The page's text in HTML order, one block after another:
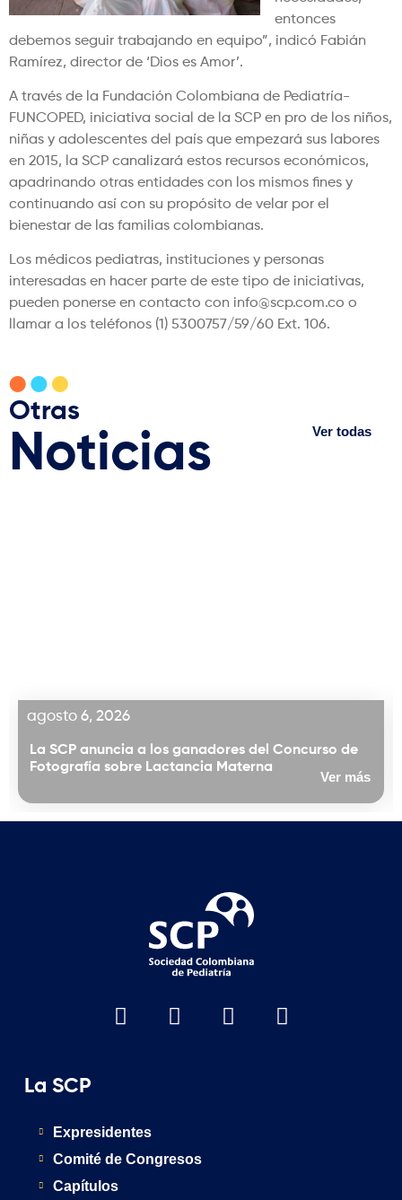
entonces
debemos seguir trabajando en equipo”, indicó Fabián
Ramírez, director de ‘Dios es Amor’.
A través de la Fundación Colombiana de Pediatría-
FUNCOPED, iniciativa social de la SCP en pro de los niños,
niñas y adolescentes del país que empezará sus labores
en 2015, la SCP canalizará estos recursos económicos,
apadrinando otras entidades con los mismos fines y
continuando así con su propósito de velar por el
bienestar de las familias colombianas.
Los médicos pediatras, instituciones y personas
interesadas en hacer parte de este tipo de iniciativas,
pueden ponerse en contacto con info@scp.com.co o
llamar a los teléfonos (1) 5300757/59/60 Ext. 106.
Otras
Noticias Ver todas
agosto 6, 2026
La SCP anuncia a los ganadores del Concurso de
Fotografía sobre Lactancia Materna
Ver más
La SCP
Expresidentes
Comité de Congresos
Capítulos